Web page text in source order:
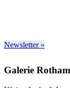
Newsletter »
Galerie